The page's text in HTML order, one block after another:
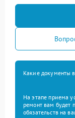
Какие документы
На этапе приема
ремонт вам будет
обязательств на